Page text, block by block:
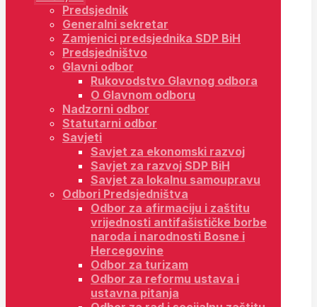
Predsjednik
Generalni sekretar
Zamjenici predsjednika SDP BiH
Predsjedništvo
Glavni odbor
Rukovodstvo Glavnog odbora
O Glavnom odboru
Nadzorni odbor
Statutarni odbor
Savjeti
Savjet za ekonomski razvoj
Savjet za razvoj SDP BiH
Savjet za lokalnu samoupravu
Odbori Predsjedništva
Odbor za afirmaciju i zaštitu
vrijednosti antifašističke borbe
naroda i narodnosti Bosne i
Hercegovine
Odbor za turizam
Odbor za reformu ustava i
ustavna pitanja